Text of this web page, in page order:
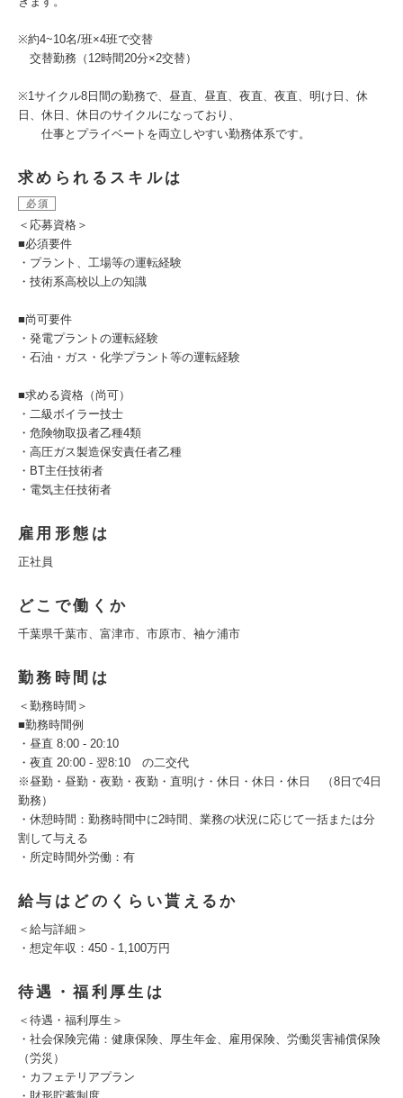
※約4~10名/班×4班で交替
交替勤務（12時間20分×2交替）
※1サイクル8日間の勤務で、昼直、昼直、夜直、夜直、明け日、休
日、休日、休日のサイクルになっており、
仕事とプライベートを両立しやすい勤務体系です。
求められるスキルは
必須
＜応募資格＞
■必須要件
・プラント、工場等の運転経験
・技術系高校以上の知識
■尚可要件
・発電プラントの運転経験
・石油・ガス・化学プラント等の運転経験
■求める資格（尚可）
・二級ボイラー技士
・危険物取扱者乙種4類
・高圧ガス製造保安責任者乙種
・BT主任技術者
・電気主任技術者
雇用形態は
正社員
どこで働くか
千葉県千葉市、富津市、市原市、袖ケ浦市
勤務時間は
＜勤務時間＞
■勤務時間例
・昼直 8:00 - 20:10
・夜直 20:00 - 翌8:10 の二交代
※昼勤・昼勤・夜勤・夜勤・直明け・休日・休日・休日 （8日で4日
勤務）
・休憩時間：勤務時間中に2時間、業務の状況に応じて一括または分
割して与える
・所定時間外労働：有
給与はどのくらい貰えるか
＜給与詳細＞
・想定年収：450 - 1,100万円
待遇・福利厚生は
＜待遇・福利厚生＞
・社会保険完備：健康保険、厚生年金、雇用保険、労働災害補償保険
（労災）
・カフェテリアプラン